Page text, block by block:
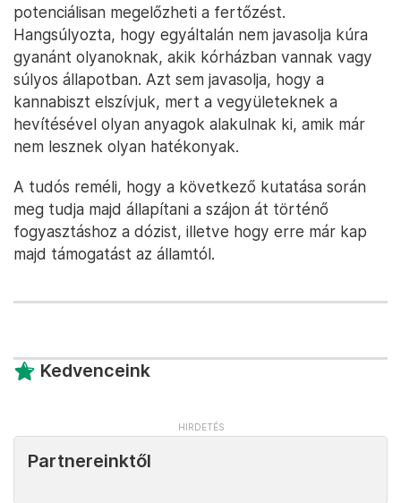
potenciálisan megelőzheti a fertőzést.
Hangsúlyozta, hogy egyáltalán nem javasolja kúra
gyanánt olyanoknak, akik kórházban vannak vagy
súlyos állapotban. Azt sem javasolja, hogy a
kannabiszt elszívjuk, mert a vegyületeknek a
hevítésével olyan anyagok alakulnak ki, amik már
nem lesznek olyan hatékonyak.
A tudós reméli, hogy a következő kutatása során
meg tudja majd állapítani a szájon át történő
fogyasztáshoz a dózist, illetve hogy erre már kap
majd támogatást az államtól.
Kedvenceink
Partnereinktől